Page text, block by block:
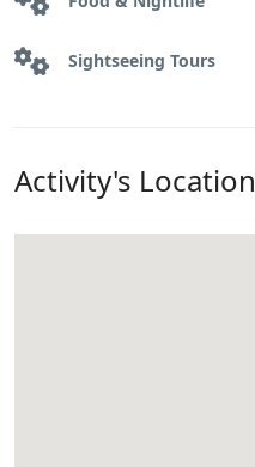
Sightseeing Tours
Activity's Location